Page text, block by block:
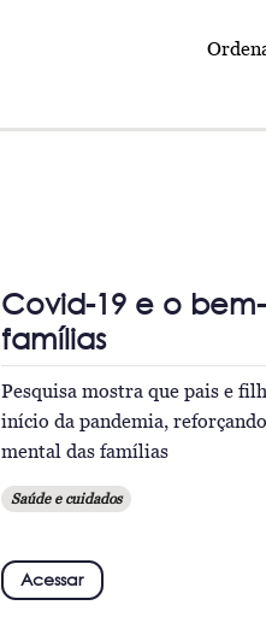
Covid-19 e o
famílias
Pesquisa mostra que pais e
início da pandemia,
mental das famílias
Saúde e cuidados
Acessar